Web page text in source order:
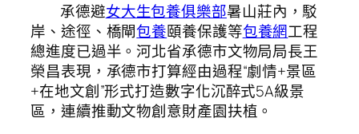
承德避女大生包養俱樂部暑山莊內，駁
岸、途徑、橋閘包養頤養保護等包養網工程
總進度已過半。河北省承德市文物局局長王
榮昌表現，承德市打算經由過程“劇情+景區
+在地文創”形式打造數字化沉醉式5A級景
區，連續推動文物創意財產園扶植。